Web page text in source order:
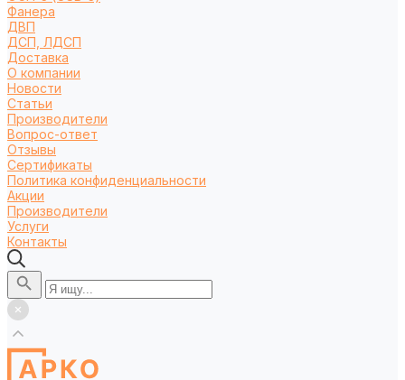
Фанера
ДВП
ДСП, ЛДСП
Доставка
О компании
Новости
Статьи
Производители
Вопрос-ответ
Отзывы
Сертификаты
Политика конфиденциальности
Акции
Производители
Услуги
Контакты